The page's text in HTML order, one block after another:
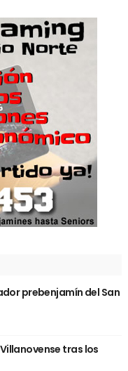
prebenjamín del San
tras los